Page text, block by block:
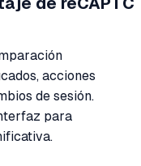
acciones
de sesión.
para